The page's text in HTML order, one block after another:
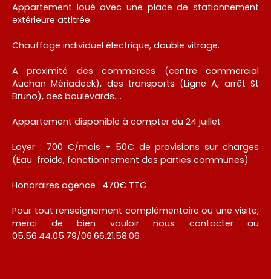
Appartement loué avec une place de stationnement
extérieure attitrée.
Chauffage individuel électrique, double vitrage.
A proximité des commerces (centre commercial
Auchan Mériadeck), des transports (Ligne A, arrêt St
Bruno), des boulevards....
Appartement disponible à compter du 24 juillet
Loyer : 700 €/mois + 50€ de provisions sur charges
(Eau froide, fonctionnement des parties communes)
Honoraires agence : 470€ TTC
Pour tout renseignement complémentaire ou une visite,
merci de bien vouloir nous contacter au
05.56.44.05.79/06.66.21.58.06